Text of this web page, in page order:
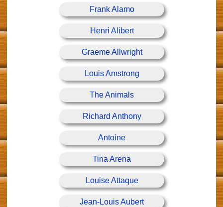
Frank Alamo
Henri Alibert
Graeme Allwright
Louis Amstrong
The Animals
Richard Anthony
Antoine
Tina Arena
Louise Attaque
Jean-Louis Aubert